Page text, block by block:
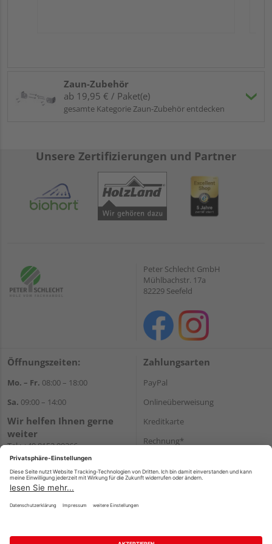
Zaun-Zubehör
ab 19,95 € / Paket(e)
gesamte Kategorie Zaun-Zubehör entdecken
Unsere Zertifizierungen und Partner
Peter Schlecht GmbH
Mühlbachstr. 17a
82229 Seefeld
Öffnungszeiten:
Mo. – Fr. 08:00 – 18:00
Sa. 09:00 – 14:00
Wir helfen Ihnen gerne
weiter
Tel.:+49 8152 99266
E-Mail:shop@schlecht.de
Zahlungsarten
PayPal
Onlineüberweisung
Kreditkarte
Rechnung*
Versand
Impressum AGB Widerruf Datenschutz